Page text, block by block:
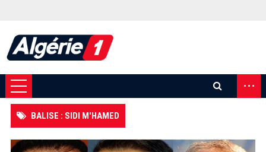
...
BALISE : SIDI M'HAMED